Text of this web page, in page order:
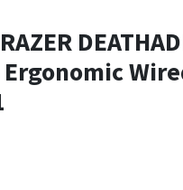
Ergonomic